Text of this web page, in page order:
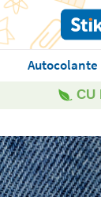
Autocolante
CU